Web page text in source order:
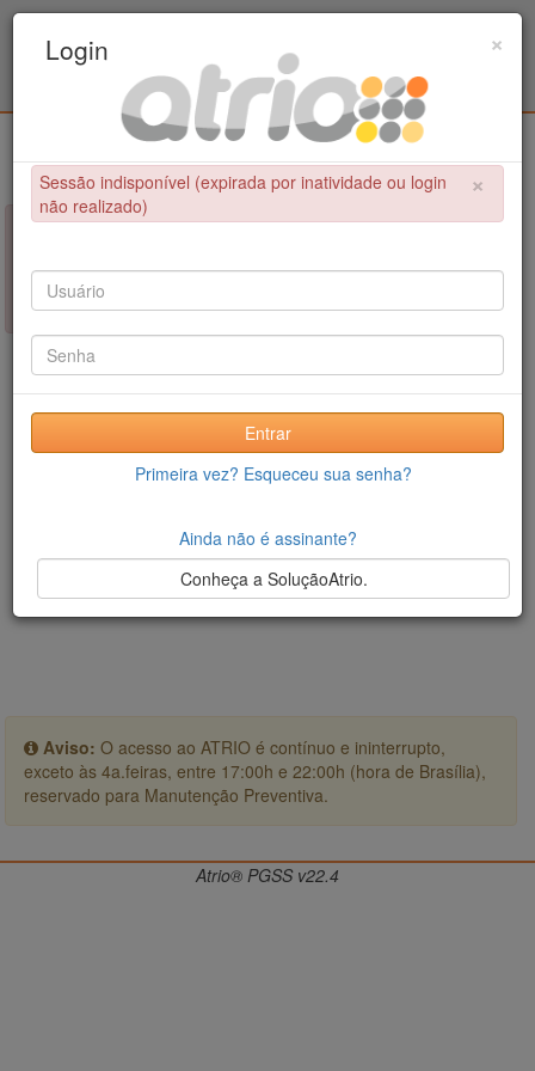
Educação Física / UPE - UFPB
×
NÃO FOI POSSÍVEL CONCLUIR A OPERAÇÃO
Sessão indisponível (expirada por inatividade ou login não
realizado)
Aviso: O acesso ao ATRIO é contínuo e ininterrupto,
exceto às 4a.feiras, entre 17:00h e 22:00h (hora de Brasília),
reservado para Manutenção Preventiva.
×
Login
×
Sessão indisponível (expirada por inatividade ou login
não realizado)
Entrar
Primeira vez? Esqueceu sua senha?
Ainda não é assinante?
Conheça a SoluçãoAtrio.
Atrio® PGSS v22.4